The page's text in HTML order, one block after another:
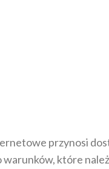
przynosi
które